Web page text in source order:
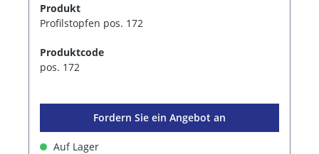
Produkt
Profilstopfen pos. 172
Produktcode
pos. 172
Fordern Sie ein Angebot an
Auf Lager